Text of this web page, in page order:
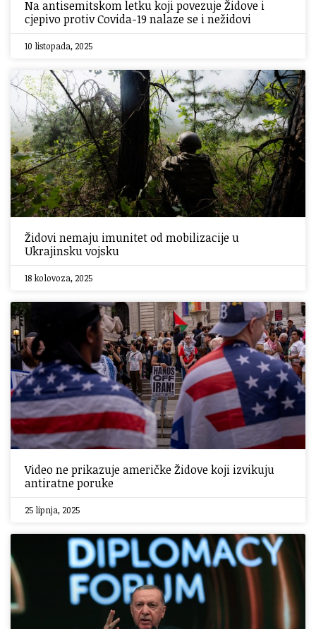
Na antisemitskom letku koji povezuje Židove i
cjepivo protiv Covida-19 nalaze se i nežidovi
10 listopada, 2025
Židovi nemaju imunitet od mobilizacije u
Ukrajinsku vojsku
18 kolovoza, 2025
Video ne prikazuje američke Židove koji izvikuju
antiratne poruke
25 lipnja, 2025